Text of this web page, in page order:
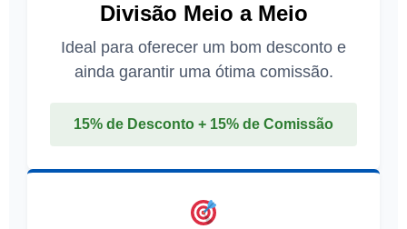
Divisão Meio a Meio
Ideal para oferecer um bom desconto e
ainda garantir uma ótima comissão.
15% de Desconto + 15% de Comissão